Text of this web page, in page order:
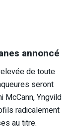
annoncé
de toute
seront
McCann, Yngvild
radicalement
au titre.